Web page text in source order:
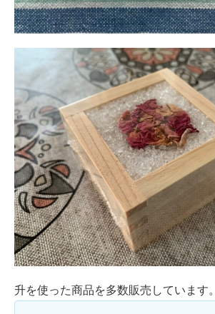
升を使った商品を多数販売しています。